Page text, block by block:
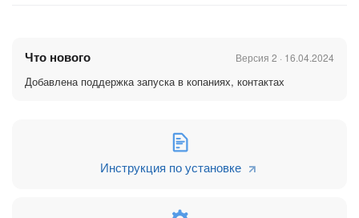
Что нового Версия 2 · 16.04.2024
Добавлена поддержка запуска в копаниях, контактах
Инструкция по установке